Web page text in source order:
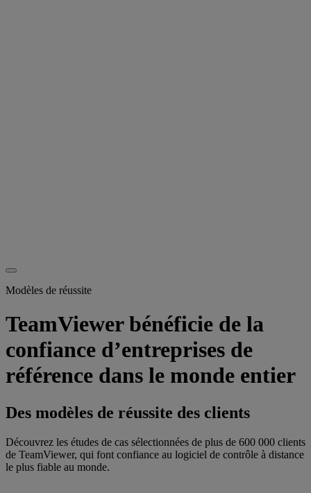
Modèles de réussite
TeamViewer bénéficie de la
confiance d’entreprises de
référence dans le monde entier
Des modèles de réussite des clients
Découvrez les études de cas sélectionnées de plus de 600 000 clients
de TeamViewer, qui font confiance au logiciel de contrôle à distance
le plus fiable au monde.